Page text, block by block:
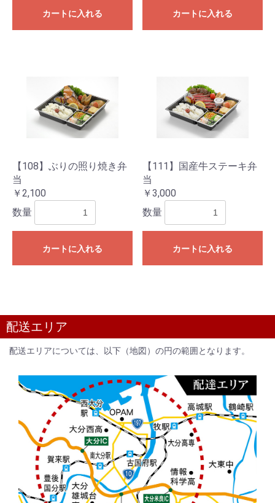
カートに入れる カートに入れる
【108】ぶりの照り焼き弁
当
￥2,100
数量
カートに入れる
【111】国産牛ステーキ弁
当
￥3,000
数量
カートに入れる
配送エリア
配送エリアについては、以下（地図）の円の範囲となります。